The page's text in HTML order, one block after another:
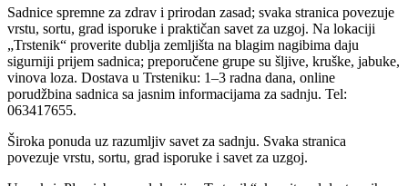
Sadnice spremne za zdrav i prirodan zasad; svaka stranica povezuje
vrstu, sortu, grad isporuke i praktičan savet za uzgoj. Na lokaciji
„Trstenik“ proverite dublja zemljišta na blagim nagibima daju
sigurniji prijem sadnica; preporučene grupe su šljive, kruške, jabuke,
vinova loza. Dostava u Trsteniku: 1–3 radna dana, online
porudžbina sadnica sa jasnim informacijama za sadnju. Tel:
063417655.
Široka ponuda uz razumljiv savet za sadnju. Svaka stranica
povezuje vrstu, sortu, grad isporuke i savet za uzgoj.